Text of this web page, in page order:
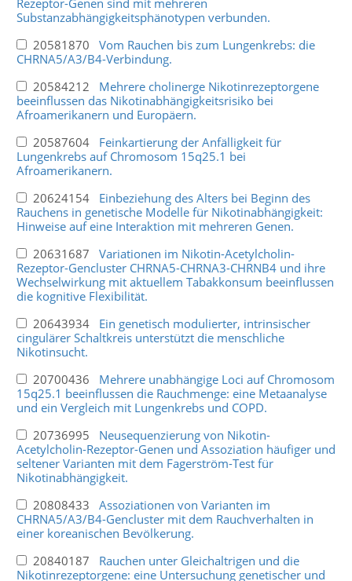
Substanzabhängigkeitsphänotypen verbunden.
20581870 Vom Rauchen bis zum Lungenkrebs: die
CHRNA5/A3/B4-Verbindung.
20584212 Mehrere cholinerge Nikotinrezeptorgene
beeinflussen das Nikotinabhängigkeitsrisiko bei
Afroamerikanern und Europäern.
20587604 Feinkartierung der Anfälligkeit für
Lungenkrebs auf Chromosom 15q25.1 bei
Afroamerikanern.
20624154 Einbeziehung des Alters bei Beginn des
Rauchens in genetische Modelle für Nikotinabhängigkeit:
Hinweise auf eine Interaktion mit mehreren Genen.
20631687 Variationen im Nikotin-Acetylcholin-
Rezeptor-Gencluster CHRNA5-CHRNA3-CHRNB4 und ihre
Wechselwirkung mit aktuellem Tabakkonsum beeinflussen
die kognitive Flexibilität.
20643934 Ein genetisch modulierter, intrinsischer
cingulärer Schaltkreis unterstützt die menschliche
Nikotinsucht.
20700436 Mehrere unabhängige Loci auf Chromosom
15q25.1 beeinflussen die Rauchmenge: eine Metaanalyse
und ein Vergleich mit Lungenkrebs und COPD.
20736995 Neusequenzierung von Nikotin-
Acetylcholin-Rezeptor-Genen und Assoziation häufiger und
seltener Varianten mit dem Fagerström-Test für
Nikotinabhängigkeit.
20808433 Assoziationen von Varianten im
CHRNA5/A3/B4-Gencluster mit dem Rauchverhalten in
einer koreanischen Bevölkerung.
20840187 Rauchen unter Gleichaltrigen und die
Nikotinrezeptorgene: eine Untersuchung genetischer und